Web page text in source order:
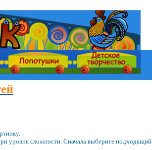
уровня сложности. Сначала выберите подходящий